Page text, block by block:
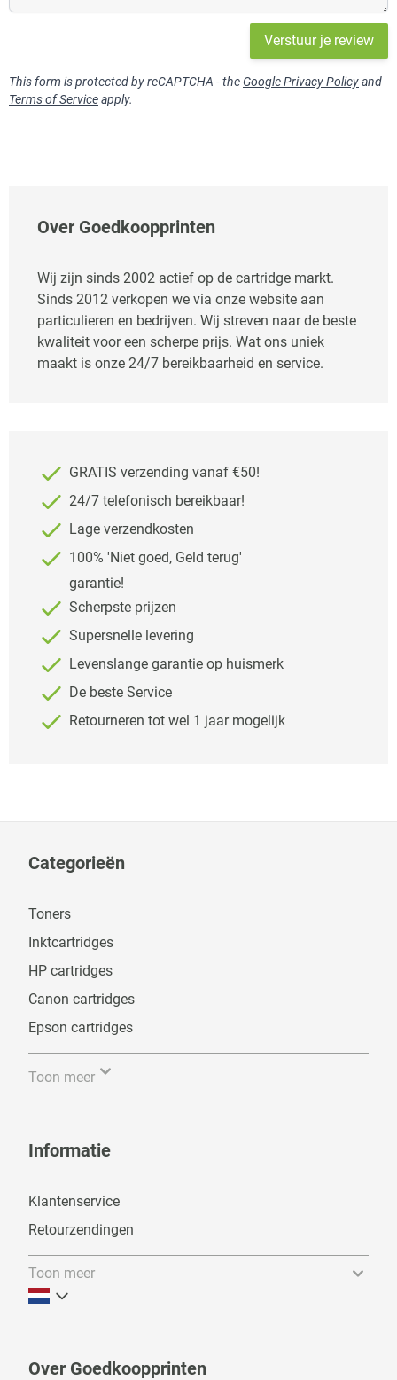
Verstuur je review
This form is protected by reCAPTCHA - the Google Privacy Policyand
Terms of Serviceapply.
Over Goedkoopprinten
Wij zijn sinds 2002 actief op de cartridge markt.
Sinds 2012 verkopen we via onze website aan
particulieren en bedrijven. Wij streven naar de beste
kwaliteit voor een scherpe prijs. Wat ons uniek
maakt is onze 24/7 bereikbaarheid en service.
GRATIS verzending vanaf €50!
24/7 telefonisch bereikbaar!
Lage verzendkosten
100% 'Niet goed, Geld terug'
garantie!
Scherpste prijzen
Supersnelle levering
Levenslange garantie op huismerk
De beste Service
Retourneren tot wel 1 jaar mogelijk
Categorieën
Toners
Inktcartridges
HP cartridges
Canon cartridges
Epson cartridges
Toon meer
Informatie
Klantenservice
Retourzendingen
Toon meer
Over Goedkoopprinten